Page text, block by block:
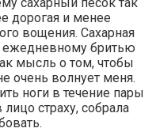
дорогая и менее
вощения. Сахарная
ежедневному бритью
мысль о том, чтобы
очень волнует меня.
ноги в течение пары
страху, собрала